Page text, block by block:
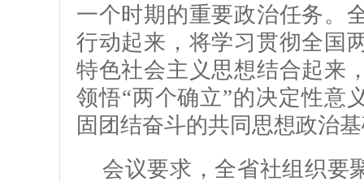
一个时期的重要政治任务。
行动起来，将学习贯彻全国
特色社会主义思想结合起来
领悟“两个确立”的决定性意
固团结奋斗的共同思想政治
会议要求，全省社组织要